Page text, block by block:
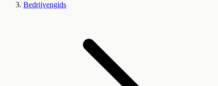
Bedrijvengids